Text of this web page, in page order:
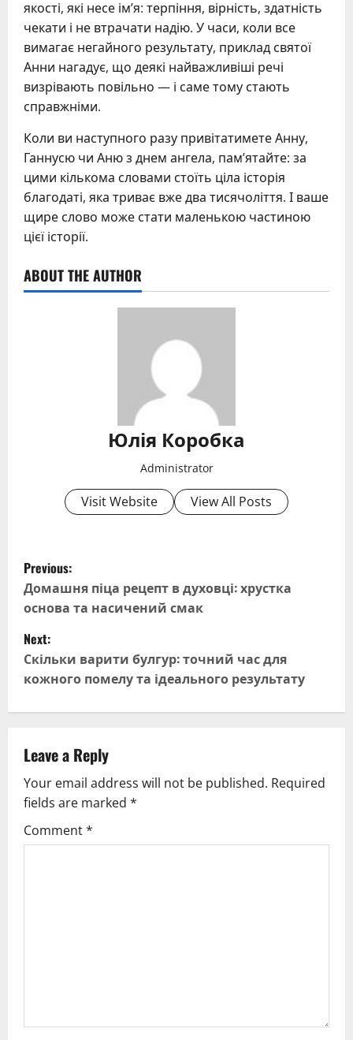
якості, які несе ім’я: терпіння, вірність, здатність
чекати і не втрачати надію. У часи, коли все
вимагає негайного результату, приклад святої
Анни нагадує, що деякі найважливіші речі
визрівають повільно — і саме тому стають
справжніми.
Коли ви наступного разу привітатимете Анну,
Ганнусю чи Аню з днем ангела, пам’ятайте: за
цими кількома словами стоїть ціла історія
благодаті, яка триває вже два тисячоліття. І ваше
щире слово може стати маленькою частиною
цієї історії.
ABOUT THE AUTHOR
Юлія Коробка
Administrator
Visit Website View All Posts
P
o
s
t
n
v
i
g
Previous:
Домашня піца рецепт в духовці: хрустка
основа та насичений смак
Next:
Скільки варити булгур: точний час для
кожного помелу та ідеального результату
Leave a Reply
Your email address will not be published. Required
fields are marked *
Comment*